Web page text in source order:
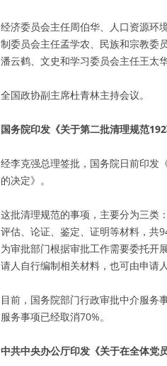
经济委员会主任周伯华、人口资源环
制委员会主任孟学农、民族和宗教委
潘云鹤、文史和学习委员会主任王太
全国政协副主席杜青林主持会议。
国务院印发《关于第二批清理规范
经李克强总理签批，国务院日前印发
的决定》。
这批清理规范的事项，主要分为三类
评估、论证、鉴定、证明等材料，共
为审批部门根据审批工作需要委托开
请人自行编制相关材料，也可由申请
目前，国务院部门行政审批中介服务
服务事项已经取消70%。
中共中央办公厅印发《关于在全体党